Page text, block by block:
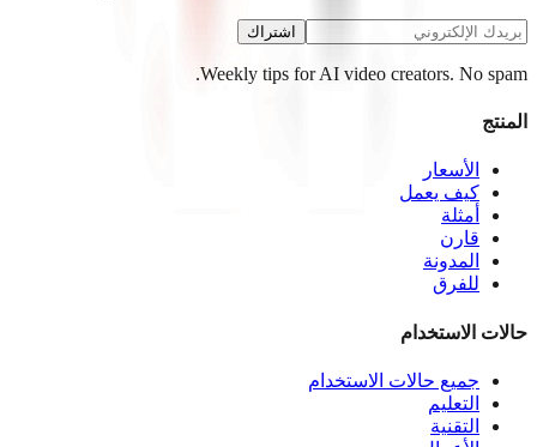
اشتراك
Weekly tips for AI video creators. No spam.
المنتج
الأسعار
كيف يعمل
أمثلة
قارن
المدونة
للفرق
حالات الاستخدام
جميع حالات الاستخدام
التعليم
التقنية